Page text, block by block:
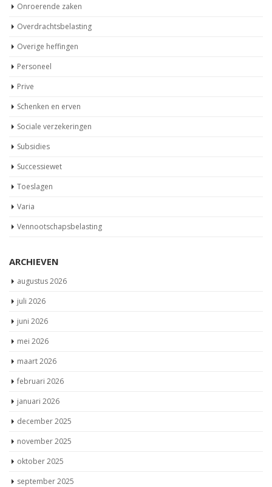
Onroerende zaken
Overdrachtsbelasting
Overige heffingen
Personeel
Prive
Schenken en erven
Sociale verzekeringen
Subsidies
Successiewet
Toeslagen
Varia
Vennootschapsbelasting
ARCHIEVEN
augustus 2026
juli 2026
juni 2026
mei 2026
maart 2026
februari 2026
januari 2026
december 2025
november 2025
oktober 2025
september 2025